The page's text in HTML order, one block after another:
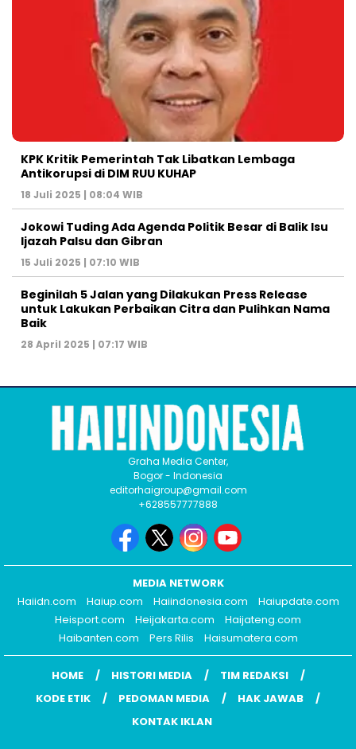
KPK Kritik Pemerintah Tak Libatkan Lembaga
Antikorupsi di DIM RUU KUHAP
18 Juli 2025 | 08:04 WIB
Jokowi Tuding Ada Agenda Politik Besar di Balik Isu
Ijazah Palsu dan Gibran
15 Juli 2025 | 07:10 WIB
Beginilah 5 Jalan yang Dilakukan Press Release
untuk Lakukan Perbaikan Citra dan Pulihkan Nama
Baik
28 April 2025 | 07:17 WIB
Graha Media Center,
Bogor - Indonesia
editorhaigroup@gmail.com
+628557777888
MEDIA NETWORK
Haiidn.com
Haiup.com Haiindonesia.com
Haiupdate.com
Heisport.com
Heijakarta.com
Haijateng.com
Haibanten.com
Pers Rilis Haisumatera.com
HOME HISTORI MEDIA
TIM REDAKSI
KODE ETIK
PEDOMAN MEDIA
HAK JAWAB
KONTAK IKLAN